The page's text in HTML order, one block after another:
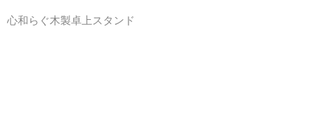
心和らぐ木製卓上スタンド